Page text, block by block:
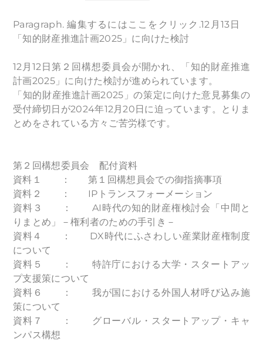
Paragraph. 編集するにはここをクリック.​12月13日
「知的財産推進計画2025」に向けた検討
12月12日第２回構想委員会が開かれ、「知的財産推進
計画2025」に向けた検討が進められています。
​「知的財産推進計画2025」の策定に向けた意見募集の
受付締切日が2024年12月20日に迫っています。とりま
とめをされている方々ご苦労様です。
第２回構想委員会 配付資料
資料１ ： 第１回構想員会での御指摘事項
資料２ ： IPトランスフォーメーション
資料３ ： AI時代の知的財産権検討会「中間と
りまとめ」－権利者のための手引き－
資料４ ： DX時代にふさわしい産業財産権制度
について
資料５ ： 特許庁における大学・スタートアッ
プ支援策について
資料６ ： 我が国における外国人材呼び込み施
策について
資料７ ： グローバル・スタートアップ・キャ
ンパス構想